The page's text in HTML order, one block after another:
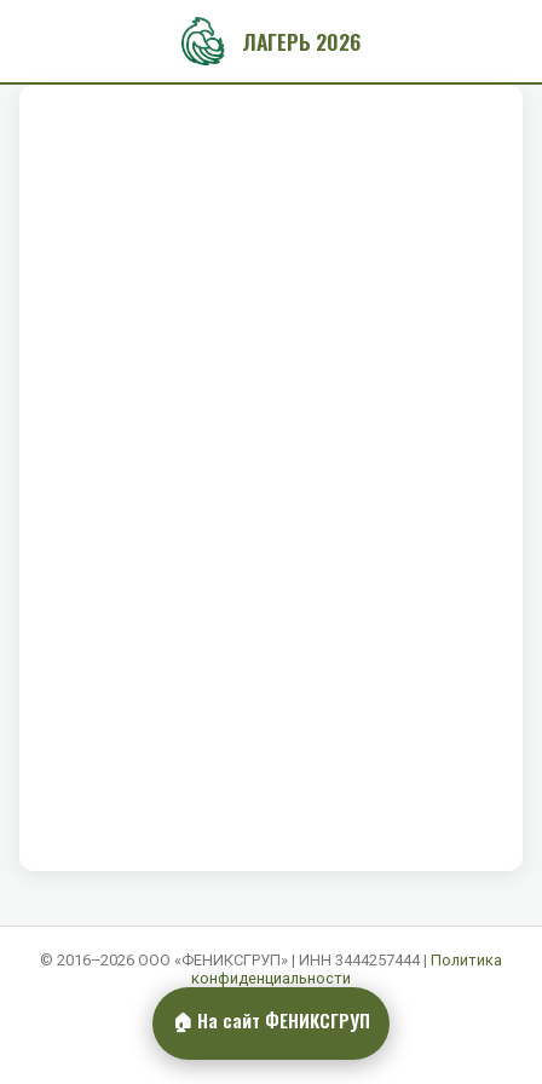
ЛАГЕРЬ 2026
🏠 На сайт ФЕНИКСГРУП
© 2016–2026 ООО «ФЕНИКСГРУП» | ИНН 3444257444 | Политика
конфиденциальности